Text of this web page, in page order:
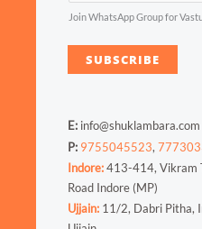
Join WhatsApp Group for
SUBSCRIBE
E: info@shuklambara.com
P: 9755045523,
Indore:413-414, Vikram
Road Indore (MP)
Ujjain: 11/2, Dabri Pitha,